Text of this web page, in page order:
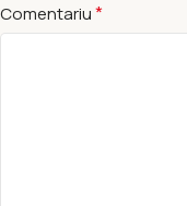
Comentariu*